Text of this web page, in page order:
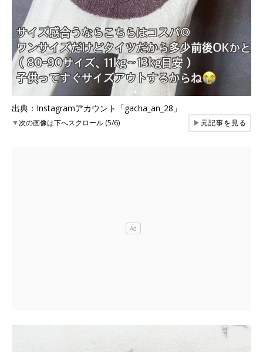
出典：Instagramアカウント「gacha_an_28」
▼次の画像は下へスクロール (5/6) ▶元記事を見る